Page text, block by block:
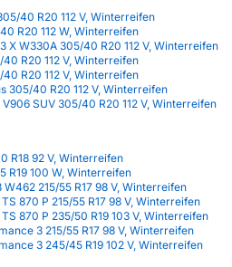
40 R20 112 V, Winterreifen
R20 112 W, Winterreifen
X W330A 305/40 R20 112 V, Winterreifen
R20 112 V, Winterreifen
R20 112 V, Winterreifen
305/40 R20 112 V, Winterreifen
SUV 305/40 R20 112 V, Winterreifen
R18 92 V, Winterreifen
R19 100 W, Winterreifen
215/55 R17 98 V, Winterreifen
870 P 215/55 R17 98 V, Winterreifen
870 P 235/50 R19 103 V, Winterreifen
3 215/55 R17 98 V, Winterreifen
3 245/45 R19 102 V, Winterreifen